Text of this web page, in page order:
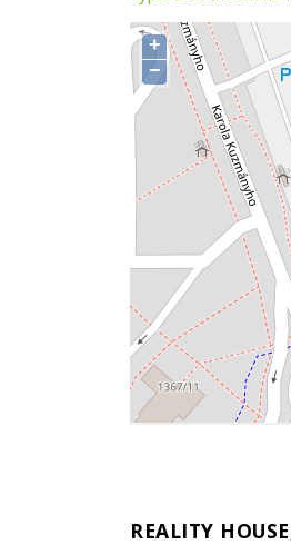
+
−
REALITY